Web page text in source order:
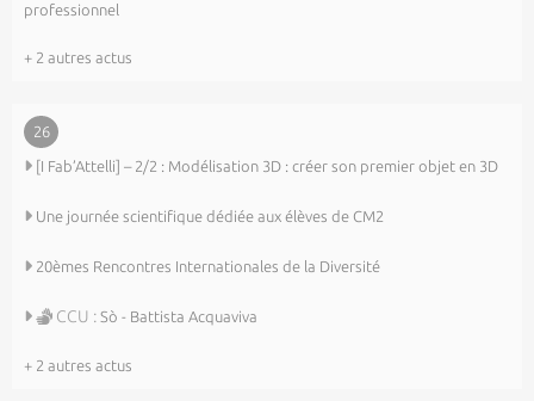
professionnel
+ 2 autres actus
26
[I Fab’Attelli] – 2/2 : Modélisation 3D : créer son premier objet en 3D
Une journée scientifique dédiée aux élèves de CM2
20èmes Rencontres Internationales de la Diversité
CCU : Sò - Battista Acquaviva
+ 2 autres actus